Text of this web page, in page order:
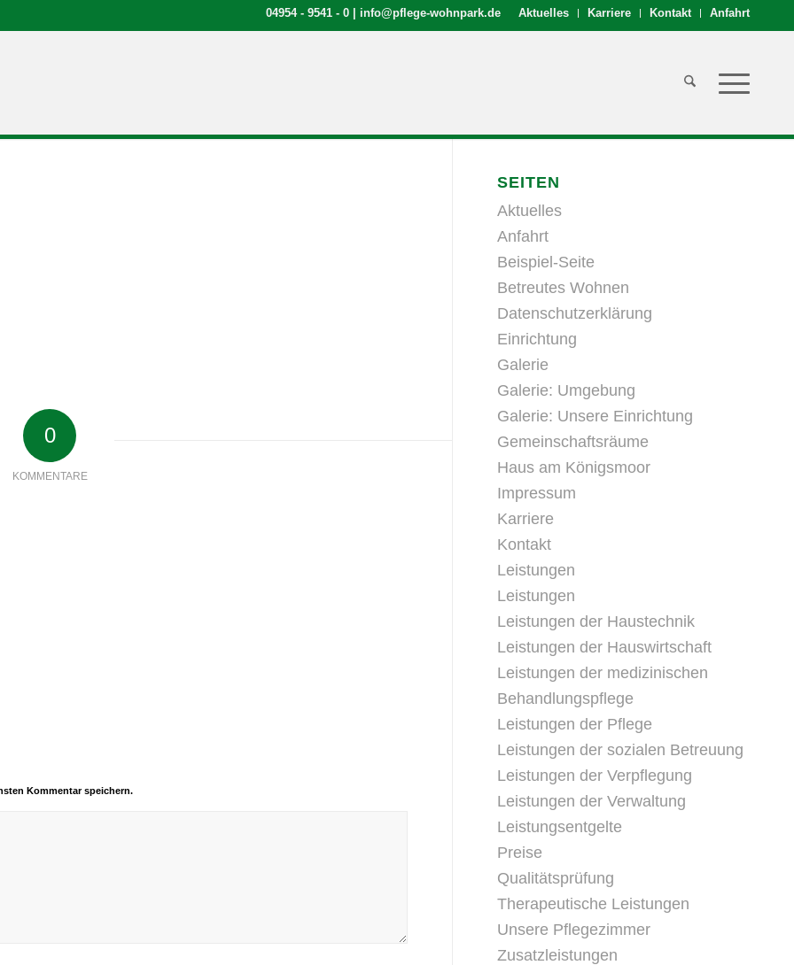
Aktuelles Karriere Kontakt Anfahrt
04954 - 9541 - 0 info@pflege-wohnpark.de
0
KOMMENTARE
Kommentar speichern.
SEITEN
Aktuelles
Anfahrt
Beispiel-Seite
Betreutes Wohnen
Datenschutzerklärung
Einrichtung
Galerie
Galerie: Umgebung
Galerie: Unsere Einrichtung
Gemeinschaftsräume
Haus am Königsmoor
Impressum
Karriere
Kontakt
Leistungen
Leistungen
Leistungen der Haustechnik
Leistungen der Hauswirtschaft
Leistungen der medizinischen
Behandlungspflege
Leistungen der Pflege
Leistungen der sozialen Betreuung
Leistungen der Verpflegung
Leistungen der Verwaltung
Leistungsentgelte
Preise
Qualitätsprüfung
Therapeutische Leistungen
Unsere Pflegezimmer
Zusatzleistungen